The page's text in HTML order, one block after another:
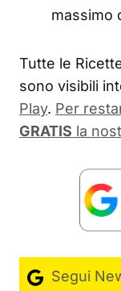
massimo
Tutte le
sono visibili
Play. Per
GRATIS la
Segui